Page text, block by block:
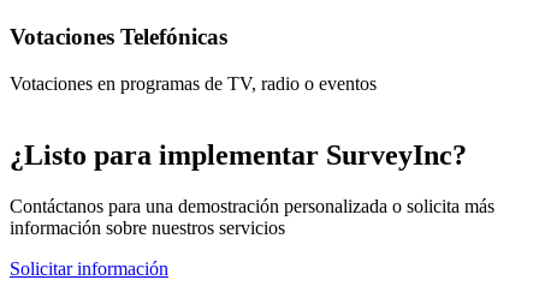
Votaciones Telefónicas
Votaciones en programas de TV, radio o eventos
¿Listo para implementar SurveyInc?
Contáctanos para una demostración personalizada o solicita más
información sobre nuestros servicios
Solicitar información